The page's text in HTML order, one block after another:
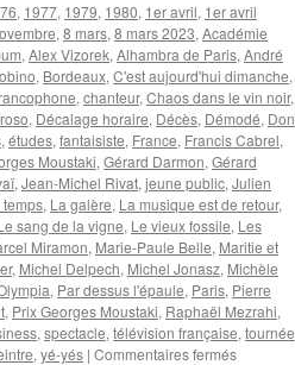
, 1977, 1979, 1980, 1er avril, 1er avril
, 8 mars, 8 mars 2023, Académie
, Alex Vizorek, Alhambra de Paris, André
, Bordeaux, C'est aujourd'hui dimanche,
, chanteur, Chaos dans le vin noir,
, Décalage horaire, Décès, Démodé, Don
, études, fantaisiste, France, Francis Cabrel,
Moustaki, Gérard Darmon, Gérard
, Jean-Michel Rivat, jeune public, Julien
, La galère, La musique est de retour,
sang de la vigne, Le vieux fossile, Les
Miramon, Marie-Paule Belle, Maritie et
, Michel Delpech, Michel Jonasz, Michèle
, Par dessus l'épaule, Paris, Pierre
, Prix Georges Moustaki, Raphaël Mezrahi,
, spectacle, télévision française, tournée
, yé-yés | Commentaires ferméssur